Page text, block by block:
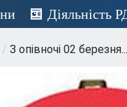
Діяльність
/ З опівночі 02 березня...